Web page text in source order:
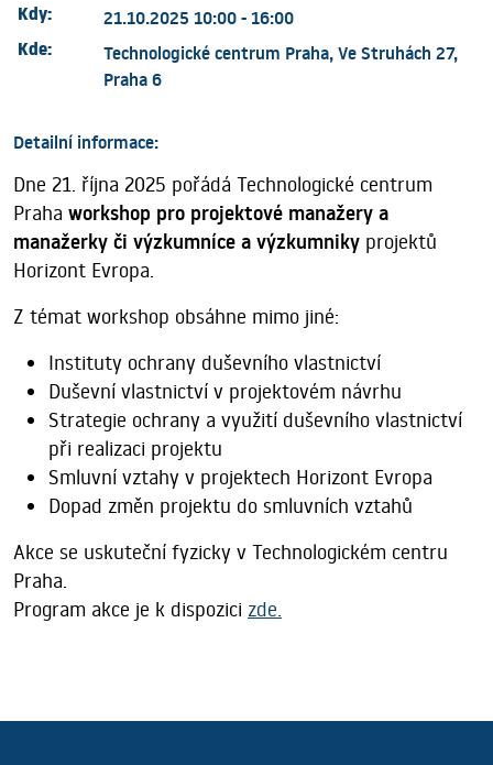
Kdy: 21.10.2025 10:00 - 16:00
Kde:
Technologické centrum Praha, Ve Struhách 27,
Praha 6
Detailní informace:
Dne 21. října 2025 pořádá Technologické centrum
Praha workshop pro projektové manažery a
manažerky či výzkumníce a výzkumniky projektů
Horizont Evropa.
Z témat workshop obsáhne mimo jiné:
Instituty ochrany duševního vlastnictví
Duševní vlastnictví v projektovém návrhu
Strategie ochrany a využití duševního vlastnictví
při realizaci projektu
Smluvní vztahy v projektech Horizont Evropa
Dopad změn projektu do smluvních vztahů
Akce se uskuteční fyzicky v Technologickém centru
Praha.
Program akce je k dispozici zde.